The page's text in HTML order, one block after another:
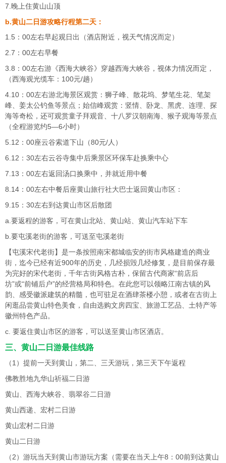
7.晚上住黄山山顶
b.黄山二日游攻略行程第二天：
1.5：00左右早起观日出（酒店附近，视天气情况而定）
2.7：00左右早餐
3.8：00左右游《西海大峡谷》穿越西海大峡谷，视体力情况而定，
（西海观光缆车：100元/趟）
4.10：00左右游北海景区观赏：狮子峰、散花坞、梦笔生花、笔架
峰、姜太公钓鱼等景点；始信峰观赏：竖情、卧龙、黑虎、连理、探
海等奇松，还可观赏童子拜观音、十八罗汉朝南海、猴子观海等景点
（全程游览约5—6小时）
5.12：00座云谷索道下山（80元/人）
6.12：30左右云谷寺集中后乘景区环保车赴换乘中心
7.13：00左右返回汤口换乘中，并就近用中餐
8.14：00左右中餐后座黄山旅行社大巴士返回黄山市区：
9.15：30左右到达黄山市区后散团
a.要返程的游客，可在黄山北站、黄山站、黄山汽车站下车
b.要屯溪老街的游客，可送至屯溪老街
【屯溪宋代老街】是一条按照南宋都城临安的街市风格建造的商业
街，迄今已经有近900年的历史，几经损毁几经修复，是目前保存最
为完好的宋代老街，千年古街风格古朴，保留古代商家“前店后
坊”或“前铺后户”的经营格局和特色。在此您可以领略江南古镇的风
韵、感受徽派建筑的精髓，也可驻足在酒肆茶楼小憩，或者在古街上
闲逛品尝黄山特色美食，自由选购文房四宝、旅游工艺品、土特产等
徽州特色产品。
c. 要返住黄山市区的游客，可以送至黄山市区酒店。
三、黄山二日游最佳线路
（1）提前一天到黄山，第二、三天游玩，第三天下午返程
佛教胜地九华山祈福二日游
黄山、西海大峡谷、翡翠谷二日游
黄山西递、宏村二日游
黄山宏村二日游
黄山二日游
（2）游玩当天到黄山市游玩方案（需要在当天上午8：00前到达黄山